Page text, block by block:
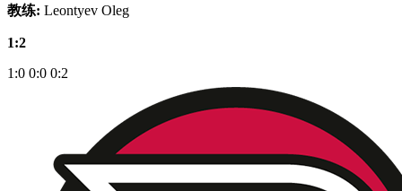
教练: Leontyev Oleg
1:2
1:0 0:0 0:2